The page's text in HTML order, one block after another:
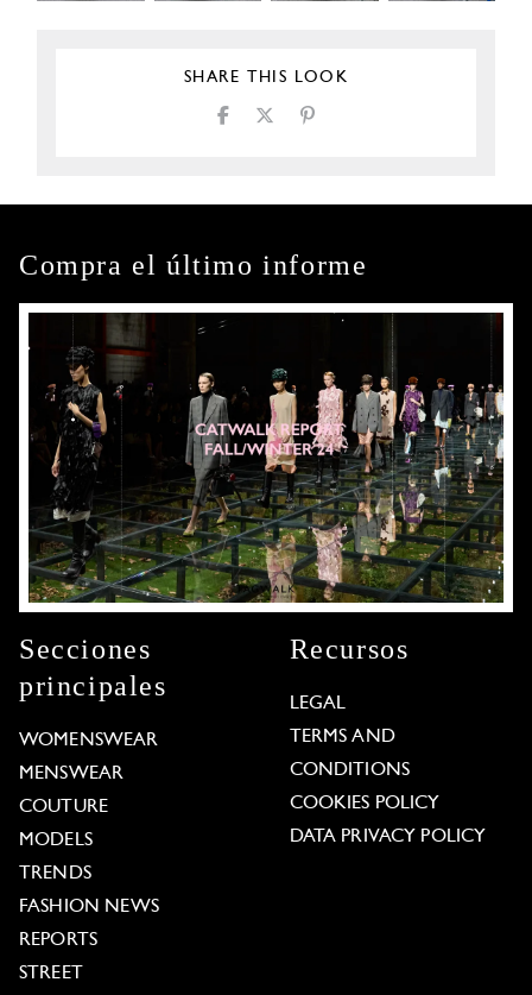
SHARE THIS LOOK
Compra el último informe
Secciones
principales
WOMENSWEAR
MENSWEAR
COUTURE
MODELS
TRENDS
FASHION NEWS
REPORTS
STREET
Recursos
LEGAL
TERMS AND
CONDITIONS
COOKIES POLICY
DATA PRIVACY POLICY